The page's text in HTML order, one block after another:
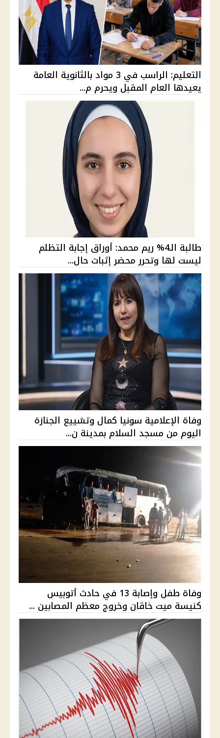
التعليم: الراسب في 3 مواد بالثانوية العامة
يعيدها العام المقبل ويحرم م...
طالبة الـ4% ريم محمد: أوراق إجابة التظلم
ليست لها وتحرر محضر إثبات حال...
وفاة الإعلامية سونيا كمال وتشييع الجنازة
اليوم من مسجد السلام بمدينة ن...
وفاة طفل وإصابة 13 في حادث أتوبيس
كنيسة ميت خاقان وخروج معظم المصابين ...